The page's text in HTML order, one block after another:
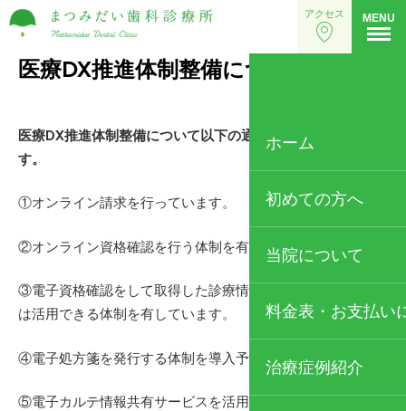
アクセス MENU
ホーム
初めての方へ
当院について
当院の特徴
院内・設備紹介
料金表・お支払い
治療症例紹介
医療DX推進体制整備について
医療DX推進体制整備について以下の通り対応を行っていま
す。
①オンライン請求を行っています。
②オンライン資格確認を行う体制を有しています。
③電子資格確認をして取得した診療情報を、診察室で閲覧又
は活用できる体制を有しています。
④電子処方箋を発行する体制を導入予定です。
⑤電子カルテ情報共有サービスを活用できる体制については